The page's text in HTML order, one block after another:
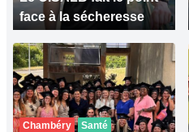
face à la sécheresse
Chambéry Santé